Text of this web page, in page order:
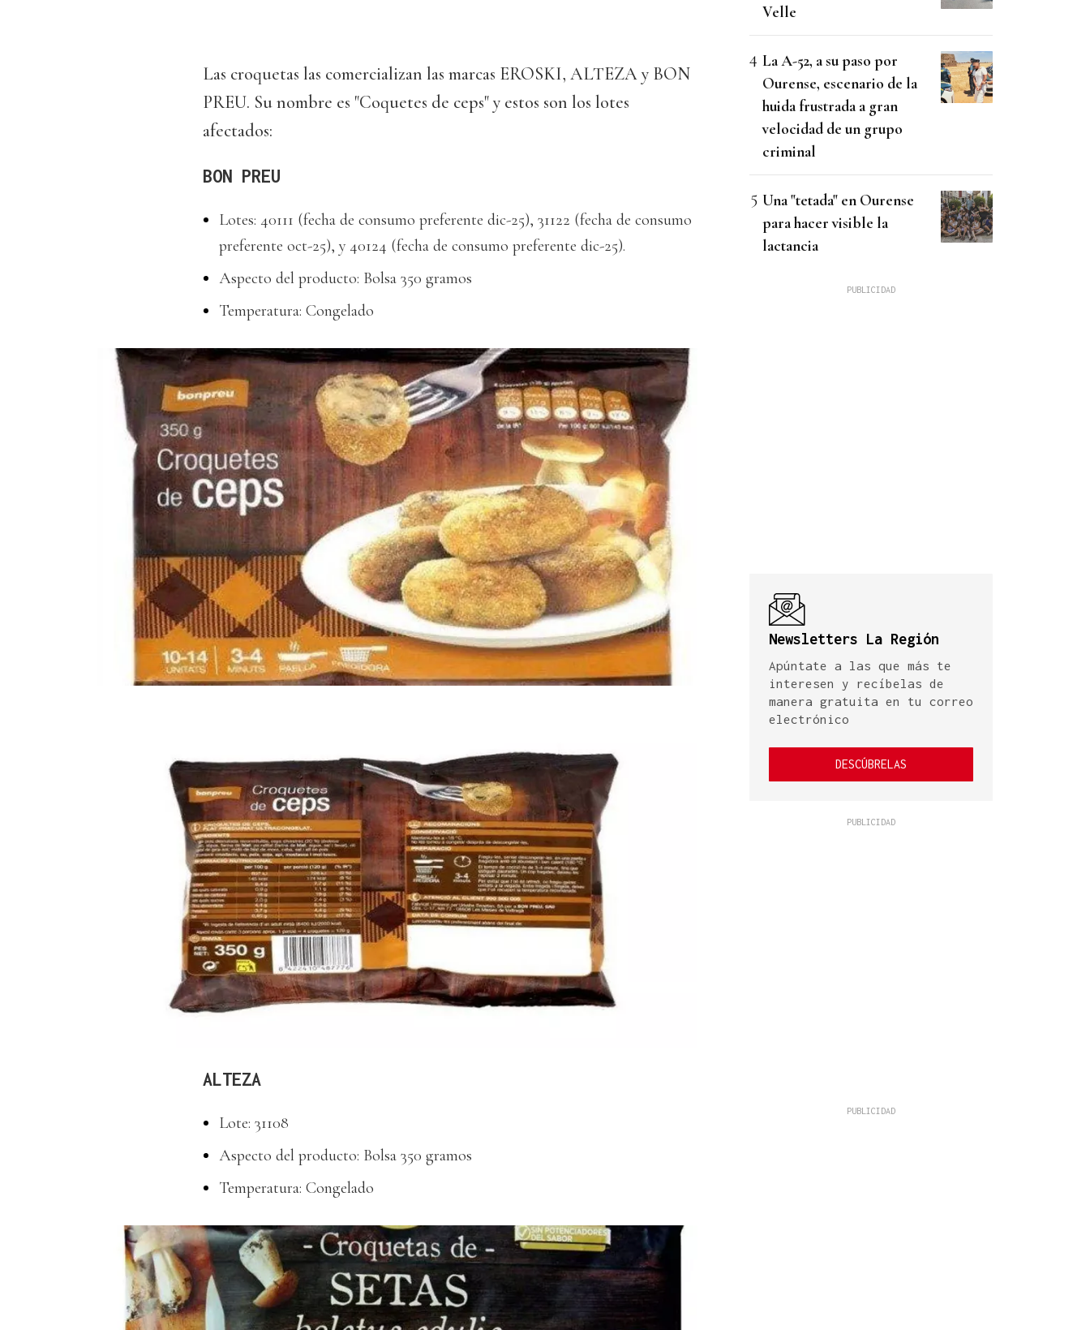
Las croquetas las comercializan las marcas EROSKI, ALTEZA y BON
PREU. Su nombre es "Coquetes de ceps" y estos son los lotes
afectados:
BON PREU
Lotes: 40111 (fecha de consumo preferente dic-25), 31122 (fecha de consumo
preferente oct-25), y 40124 (fecha de consumo preferente dic-25).
Aspecto del producto: Bolsa 350 gramos
Temperatura: Congelado
ALTEZA
Lote: 31108
Aspecto del producto: Bolsa 350 gramos
Temperatura: Congelado
Velle
La A-52, a su paso por
Ourense, escenario de la
huida frustrada a gran
velocidad de un grupo
criminal
Una "tetada" en Ourense
para hacer visible la
lactancia
Newsletters La Región
Apúntate a las que más te
interesen y recíbelas de
manera gratuita en tu correo
electrónico
DESCÚBRELAS